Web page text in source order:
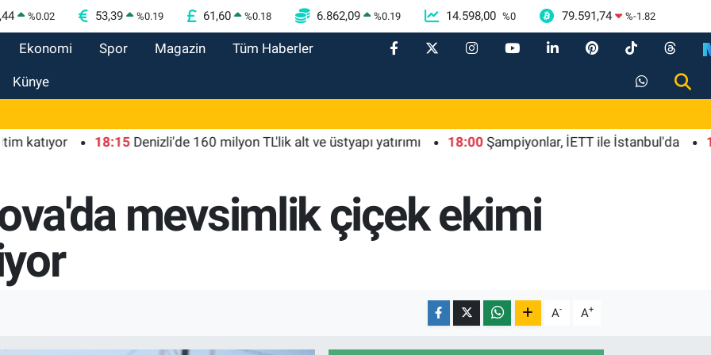
%0.02 53,39 %0.19 61,60 %0.18 6.862,09 %0.19 14.598,00 %0 79.591,74 %-1.82
Ekonomi Spor Magazin Tüm Haberler
Künye
18:15 Denizli'de 160 milyon TL'lik alt ve üstyapı yatırımı 18:00 Şampiyonlar, İETT ile İstanbul'da 19:00
mevsimlik çiçek ekimi
A- A+